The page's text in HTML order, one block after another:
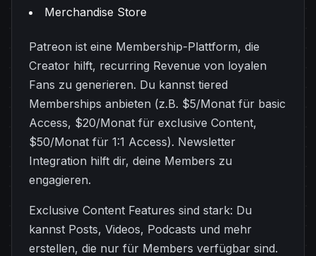
Merchandise Store
Patreon ist eine Membership-Plattform, die
Creator hilft, recurring Revenue von loyalen
Fans zu generieren. Du kannst tiered
Memberships anbieten (z.B. $5/Monat für basic
Access, $20/Monat für exclusive Content,
$50/Monat für 1:1 Access). Newsletter
Integration hilft dir, deine Members zu
engagieren.
Exclusive Content Features sind stark: Du
kannst Posts, Videos, Podcasts und mehr
erstellen, die nur für Members verfügbar sind.